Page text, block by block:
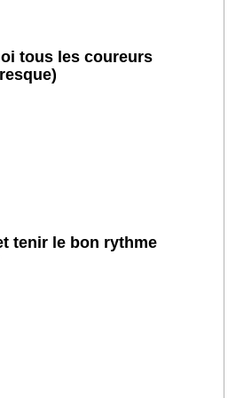
tous les coureurs
tenir le bon rythme